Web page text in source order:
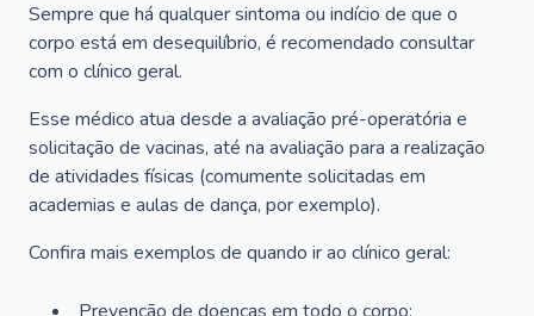
Sempre que há qualquer sintoma ou indício de que o
corpo está em desequilíbrio, é recomendado consultar
com o clínico geral.
Esse médico atua desde a avaliação pré-operatória e
solicitação de vacinas, até na avaliação para a realização
de atividades físicas (comumente solicitadas em
academias e aulas de dança, por exemplo).
Confira mais exemplos de quando ir ao clínico geral: